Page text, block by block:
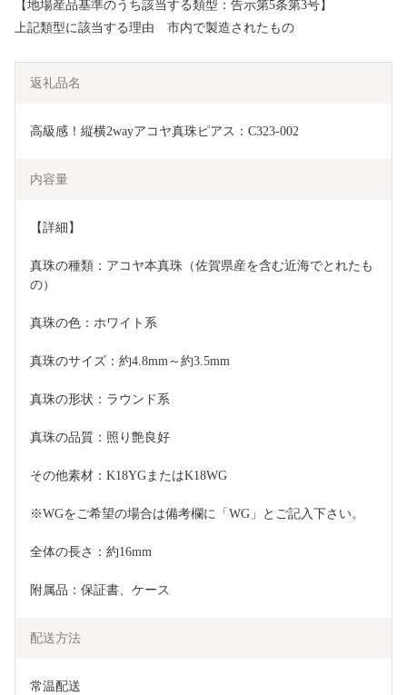
【地場産品基準のうち該当する類型：告示第5条第3号】
上記類型に該当する理由 市内で製造されたもの
返礼品名
高級感！縦横2wayアコヤ真珠ピアス：C323-002
内容量
【詳細】
真珠の種類：アコヤ本真珠（佐賀県産を含む近海でとれたも
の）
真珠の色：ホワイト系
真珠のサイズ：約4.8mm～約3.5mm
真珠の形状：ラウンド系
真珠の品質：照り艶良好
その他素材：K18YGまたはK18WG
※WGをご希望の場合は備考欄に「WG」とご記入下さい。
全体の長さ：約16mm
附属品：保証書、ケース
配送方法
常温配送